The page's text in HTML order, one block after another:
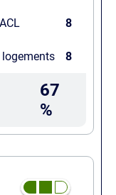
8
logements 8
67
%